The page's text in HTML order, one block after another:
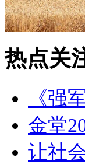
热点关
《强
金堂
让社